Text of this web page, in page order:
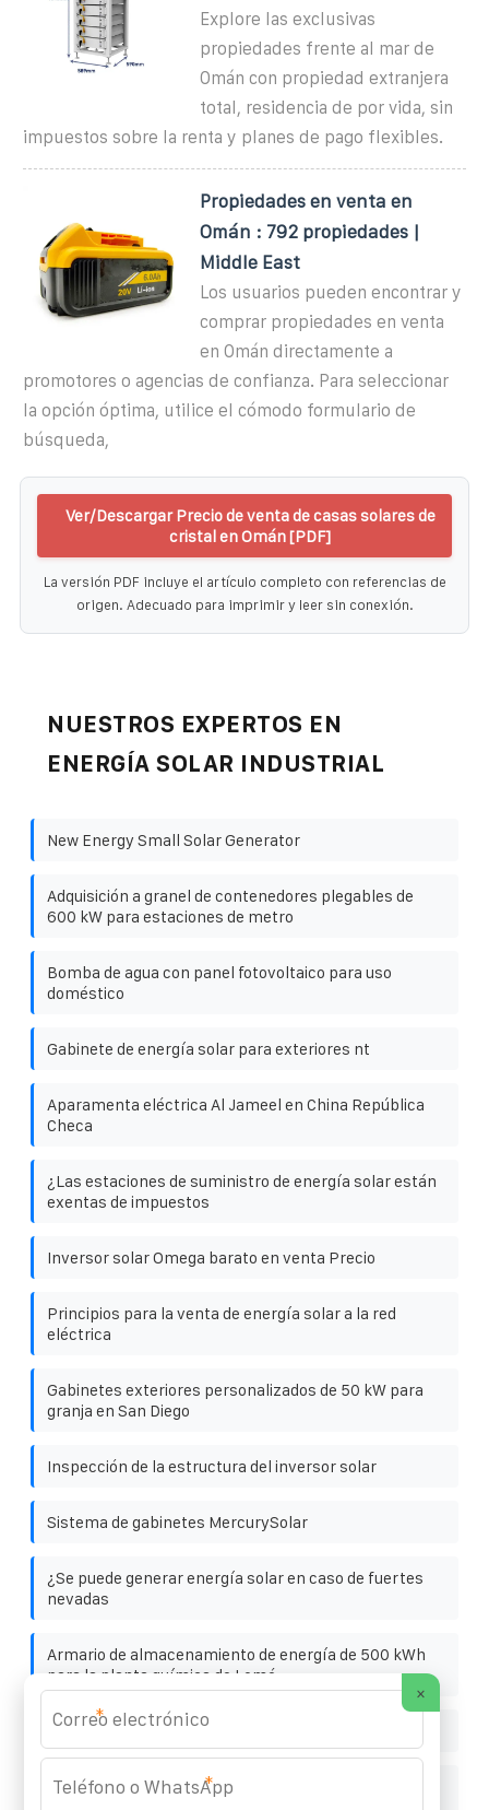
Explore las exclusivas
propiedades frente al mar de
Omán con propiedad extranjera
total, residencia de por vida, sin
impuestos sobre la renta y planes de pago flexibles.
Propiedades en venta en
Omán : 792 propiedades |
Middle East
Los usuarios pueden encontrar y
comprar propiedades en venta
en Omán directamente a
promotores o agencias de confianza. Para seleccionar
la opción óptima, utilice el cómodo formulario de
búsqueda,
Ver/Descargar Precio de venta de casas solares de
cristal en Omán [PDF]
La versión PDF incluye el artículo completo con referencias de
origen. Adecuado para imprimir y leer sin conexión.
NUESTROS EXPERTOS EN
ENERGÍA SOLAR INDUSTRIAL
New Energy Small Solar Generator
Adquisición a granel de contenedores plegables de
600 kW para estaciones de metro
Bomba de agua con panel fotovoltaico para uso
doméstico
Gabinete de energía solar para exteriores nt
Aparamenta eléctrica Al Jameel en China República
Checa
¿Las estaciones de suministro de energía solar están
exentas de impuestos
Inversor solar Omega barato en venta Precio
Principios para la venta de energía solar a la red
eléctrica
Gabinetes exteriores personalizados de 50 kW para
granja en San Diego
Inspección de la estructura del inversor solar
Sistema de gabinetes MercurySolar
¿Se puede generar energía solar en caso de fuertes
nevadas
Armario de almacenamiento de energía de 500 kWh
para la planta química de Lomé
Carga del paquete de baterías del inversor
Fuente de alimentación móvil portátil con pantalla
×
*
*